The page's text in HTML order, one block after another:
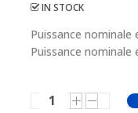
IN STOCK
Puissance nominale
Puissance nominale